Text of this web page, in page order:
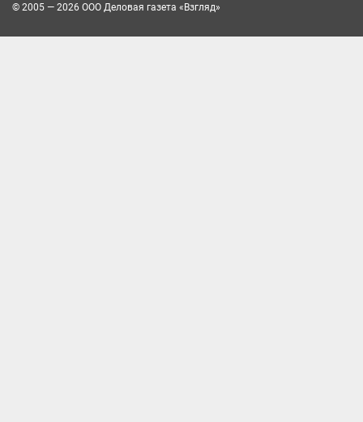
© 2005 — 2026 ООО Деловая газета «Взгляд»